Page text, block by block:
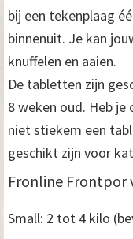
bij een tekenplaag
binnenuit. Je kan
knuffelen en aaien.
De tabletten zijn
8 weken oud. Heb
niet stiekem een
geschikt zijn voor
Fronline Frontpor
Small: 2 tot 4 kilo